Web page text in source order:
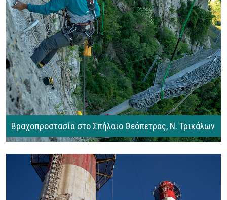
Βραχοπροστασία στο Σπήλαιο Θεόπετρας, Ν. Τρικάλων